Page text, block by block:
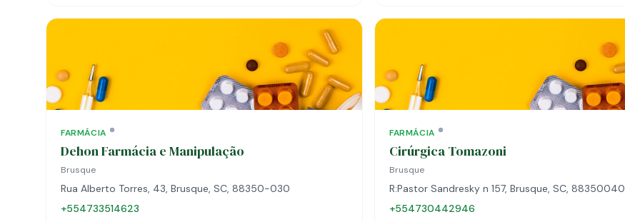
FARMÁCIA
Dehon Farmácia e Manipulação
Brusque
Rua Alberto Torres, 43, Brusque, SC, 88350-030
+554733514623
FARMÁCIA
Cirúrgica Tomazoni
Brusque
R:Pastor Sandresky n 157, Brusque, SC, 88350040
+554730442946